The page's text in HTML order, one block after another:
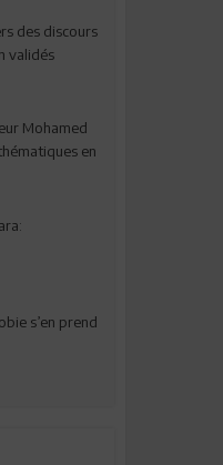
des discours
validés
Mohamed
en
s’en prend